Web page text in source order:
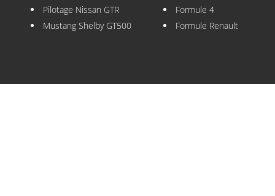
Pilotage Nissan GTR
Mustang Shelby GT500
Formule 4
Formule Renault